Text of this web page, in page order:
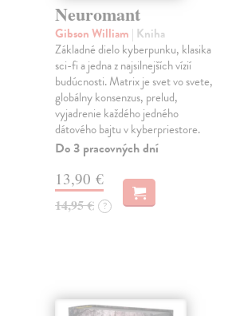
Neuromant
Gibson William | Kniha
Základné dielo kyberpunku, klasika
sci-fi a jedna z najsilnejších vízií
budúcnosti. Matrix je svet vo svete,
globálny konsenzus, prelud,
vyjadrenie každého jedného
dátového bajtu v kyberpriestore.
Do 3 pracovných dní
13,90 €
14,95 € ?